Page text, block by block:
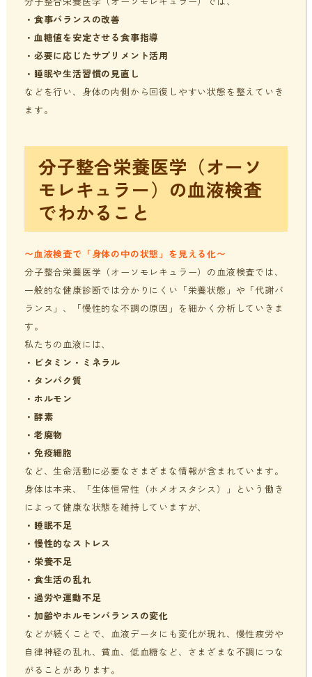
・ 食事バランスの改善
・ 血糖値を安定させる食事指導
・ 必要に応じたサプリメント活用
・ 睡眠や生活習慣の見直し
などを行い、身体の内側から回復しやすい状態を整えていき
ます。
分子整合栄養医学（オーソ
モレキュラー）の血液検査
でわかること
〜血液検査で「身体の中の状態」を見える化〜
分子整合栄養医学（オーソモレキュラー）の血液検査では、
一般的な健康診断では分かりにくい「栄養状態」や「代謝バ
ランス」、「慢性的な不調の原因」を細かく分析していきま
す。
私たちの血液には、
・ ビタミン・ミネラル
・ タンパク質
・ ホルモン
・ 酵素
・ 老廃物
・ 免疫細胞
など、生命活動に必要なさまざまな情報が含まれています。
身体は本来、「生体恒常性（ホメオスタシス）」という働き
によって健康な状態を維持していますが、
・ 睡眠不足
・ 慢性的なストレス
・ 栄養不足
・ 食生活の乱れ
・ 過労や運動不足
・ 加齢やホルモンバランスの変化
などが続くことで、血液データにも変化が現れ、慢性疲労や
自律神経の乱れ、貧血、低血糖など、さまざまな不調につな
がることがあります。